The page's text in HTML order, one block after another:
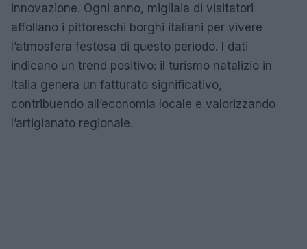
innovazione. Ogni anno, migliaia di visitatori
affollano i pittoreschi borghi italiani per vivere
l’atmosfera festosa di questo periodo. I dati
indicano un trend positivo: il turismo natalizio in
Italia genera un fatturato significativo,
contribuendo all’economia locale e valorizzando
l’artigianato regionale.